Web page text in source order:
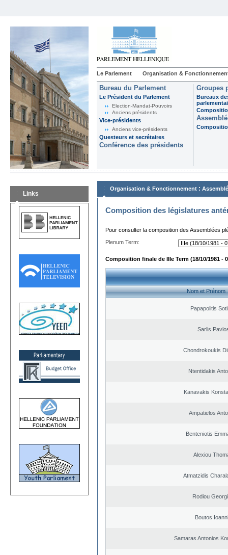
Le Parlement Organisation &
Bureau du Parlement
Le Président du Parlement
Election-Mandat-Pouvoirs
Anciens présidents
Vice-présidents
Anciens vice-présidents
Questeurs et secrétaires
Conférence des présidents
Groupes
Bureaux
Links
Organisation & Fonctionnement :
Composition des législatures
Pour consulter la composition des Assemblées
Plenum Term:
Composition finale de IIIe Term (18/10/1981 -
Nom et Prénom
Papapolitis
Sarlis
Chondrokoukis
Ntentidakis
Kanavakis
Ampatielos
Benteniotis
Alexiou
Atmatzidis
Rodiou
Boutos
Samaras Antonios